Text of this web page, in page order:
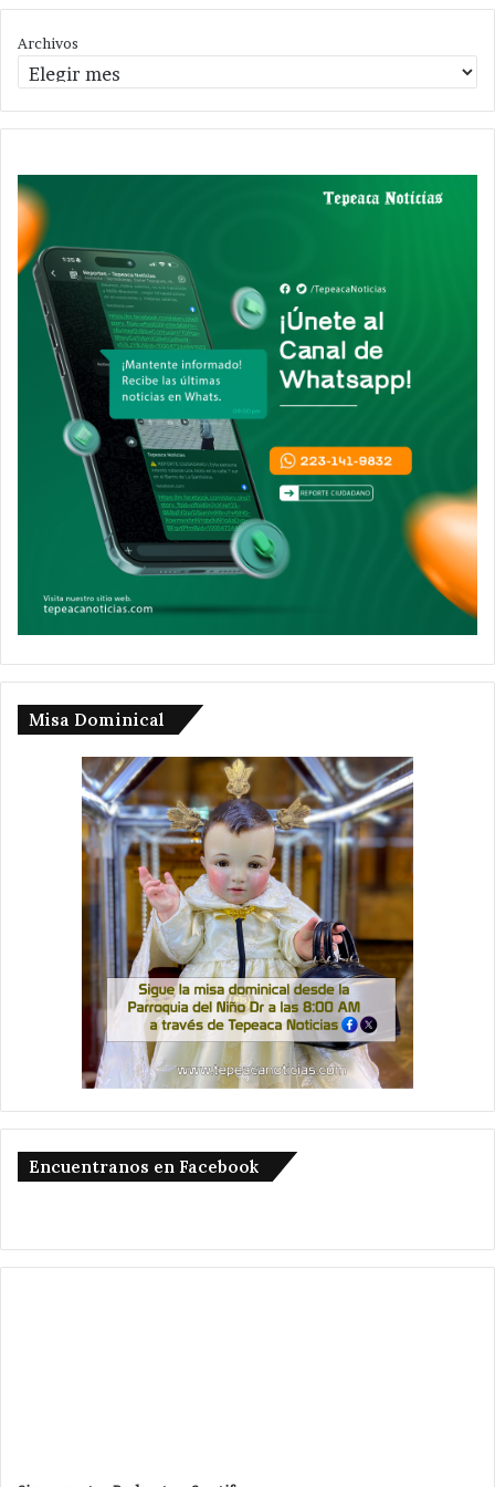
Archivos
Misa Dominical
Encuentranos en Facebook